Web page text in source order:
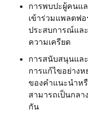
การพบปะผู้คนแล
เข้าร่วมแพลตฟ
ประสบการณ์แล
ความเครียด
การสนับสนุนแล
การแก้ไขอย่าง
ของคำแนะนำห
สามารถเป็นกล
กัน